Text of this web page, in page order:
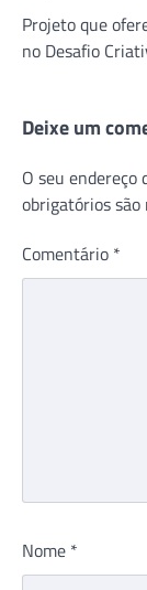
Projeto que
no Desafio
Deixe um
O seu endereço
obrigatórios são
Comentário *
Nome *